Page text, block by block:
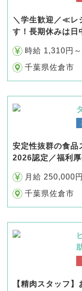
＼学生歓迎／≪レ
す！長期休みは日
時給 1,310円～
千葉県佐倉市
安定性抜群の食品
2026認定／福利
月給 250,000
千葉県佐倉市
【精肉スタッフ